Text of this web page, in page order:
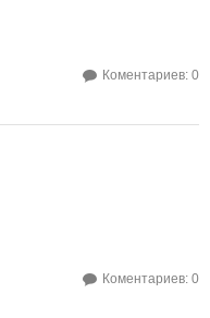
Коментариев: 0
Коментариев: 0